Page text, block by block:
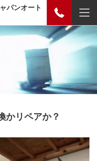
パンオート
かリペアか？